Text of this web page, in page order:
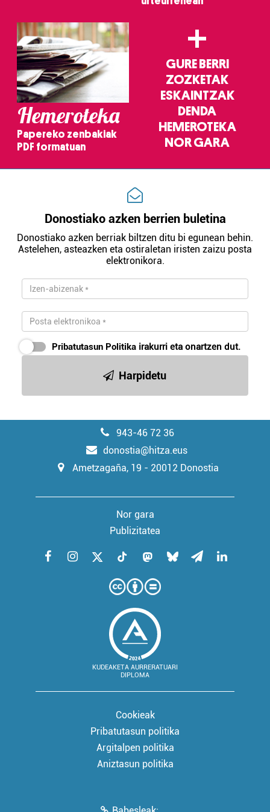
Hemeroteka
Papereko zenbakiak
PDF formatuan
+
GURE BERRI
ZOZKETAK
ESKAINTZAK
DENDA
HEMEROTEKA
NOR GARA
Donostiako azken berrien buletina
Donostiako azken berriak biltzen ditu bi egunean behin.
Astelehen, asteazken eta ostiraletan iristen zaizu posta
elektronikora.
Pribatutasun Politika irakurri eta onartzen dut.
Harpidetu
943-46 72 36
donostia@hitza.eus
Ametzagaña, 19 - 20012 Donostia
Nor gara
Publizitatea
KUDEAKETA AURRERATUARI
DIPLOMA
Cookieak
Pribatutasun politika
Argitalpen politika
Aniztasun politika